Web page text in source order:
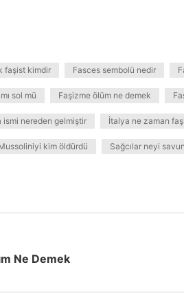
faşist kimdir Fasces sembolü nedir
sol mü Faşizme ölüm ne demek
ismi nereden gelmiştir İtalya ne zaman
kim öldürdü Sağcılar neyi
Ne Demek